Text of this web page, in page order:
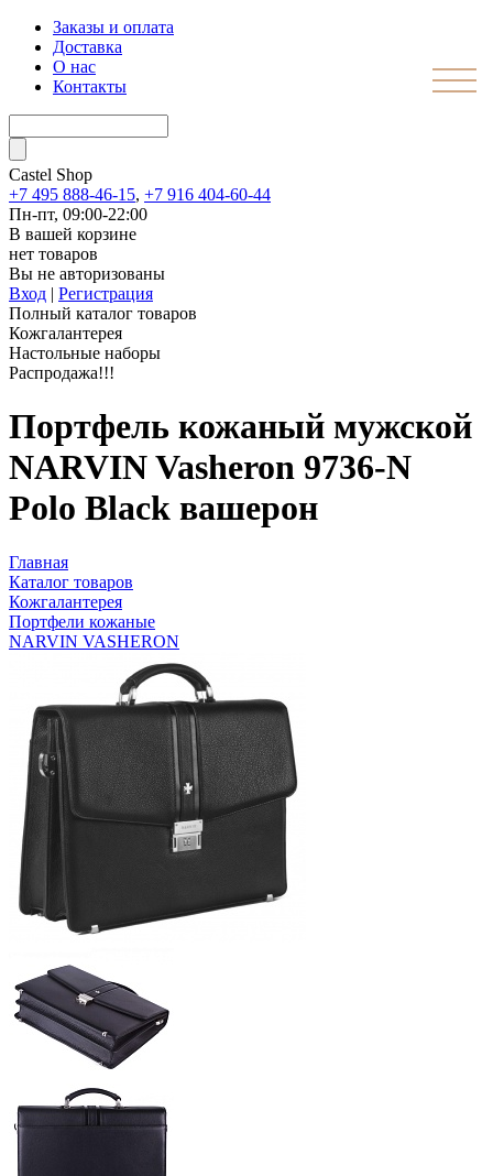
Заказы и оплата
Доставка
О нас
Контакты
Castel Shop
+7 495 888-46-15, +7 916 404-60-44
Пн-пт, 09:00-22:00
В вашей корзине
нет товаров
Вы не авторизованы
Вход | Регистрация
Полный каталог товаров
Кожгалантерея
Настольные наборы
Распродажа!!!
Портфель кожаный мужской
NARVIN Vasheron 9736-N
Polo Black вашерон
Главная
Каталог товаров
Кожгалантерея
Портфели кожаные
NARVIN VASHERON